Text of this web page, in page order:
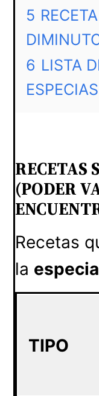
5
6 LISTA
RECETAS
(PODER
Recetas
la
TIPO